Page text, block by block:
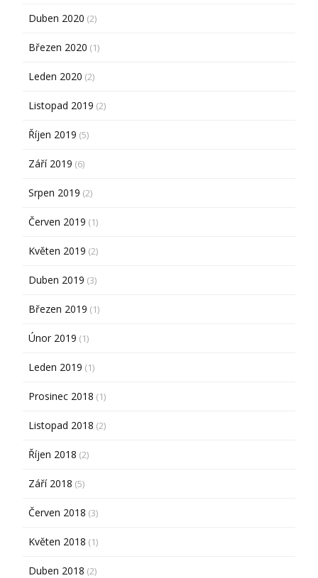
Duben 2020 (2)
Březen 2020 (1)
Leden 2020 (2)
Listopad 2019 (2)
Říjen 2019 (5)
Září 2019 (6)
Srpen 2019 (2)
Červen 2019 (1)
Květen 2019 (2)
Duben 2019 (3)
Březen 2019 (1)
Únor 2019 (1)
Leden 2019 (1)
Prosinec 2018 (1)
Listopad 2018 (2)
Říjen 2018 (2)
Září 2018 (5)
Červen 2018 (3)
Květen 2018 (1)
Duben 2018 (2)